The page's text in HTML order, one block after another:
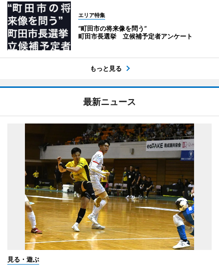
エリア特集
“町田市の将来像を問う”
町田市長選挙 立候補予定者アンケート
もっと見る
最新ニュース
見る・遊ぶ